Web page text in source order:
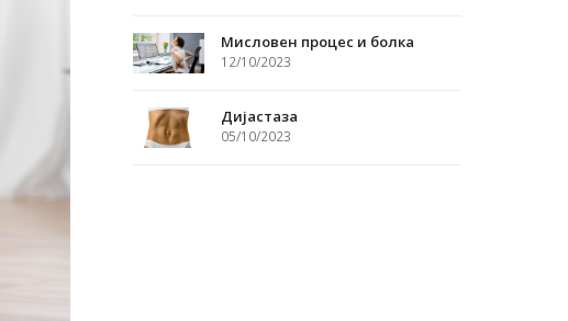
Мисловен процес и болка
12/10/2023
Дијастаза
05/10/2023